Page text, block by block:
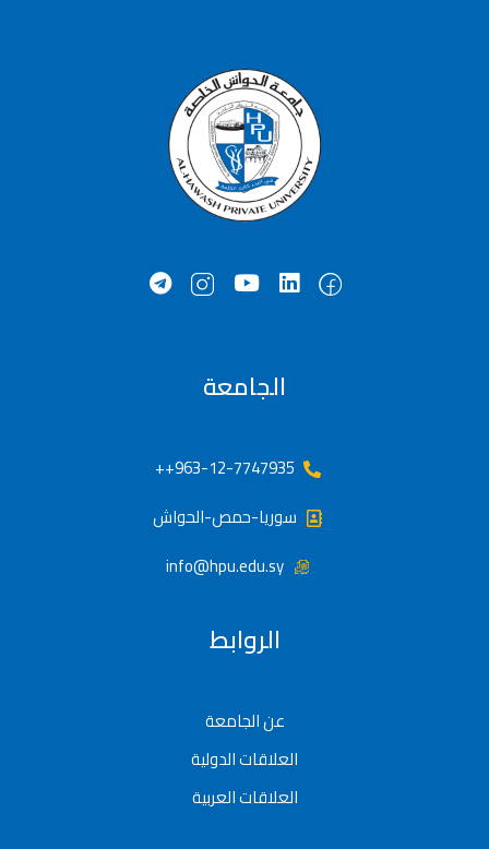
الجامعة
963-12-7747935++
سوريا-حمص-الحواش
info@hpu.edu.sy
الروابط
عن الجامعة
العلاقات الدولية
العلاقات العربية